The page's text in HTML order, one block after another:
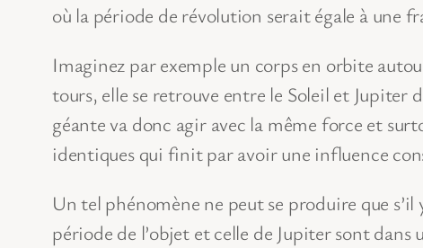
où la période de révolution serait égale à une
Imaginez par exemple un corps en orbite
tours, elle se retrouve entre le Soleil et
géante va donc agir avec la même force et
identiques qui finit par avoir une influence
Un tel phénomène ne peut se produire que
période de l’objet et celle de Jupiter sont